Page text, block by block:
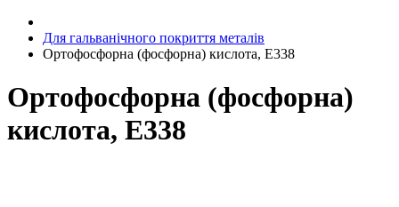
Для гальванічного покриття металів
Ортофосфорна (фосфорна) кислота, Е338
Ортофосфорна (фосфорна)
кислота, Е338